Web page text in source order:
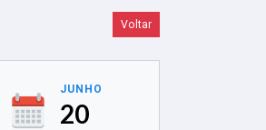
Voltar
JUNHO
20